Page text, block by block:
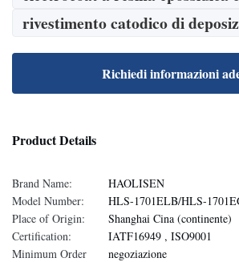
rivestimento catodico di
Richiedi informazioni
Product Details
Brand Name:
HAOLISEN
Model Number:
HLS-1701ELB/HLS-
Place of Origin:
Shanghai Cina (continente)
Certification:
IATF16949 , ISO9001
Minimum Order
negoziazione